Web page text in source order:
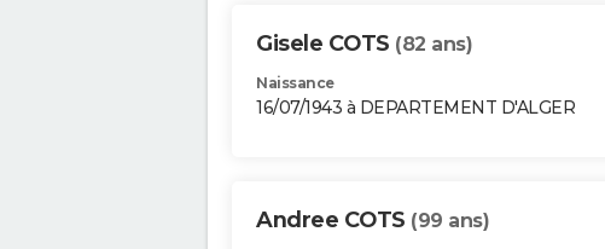
Gisele COTS (82 ans)
Naissance
16/07/1943 à DEPARTEMENT D'ALGER
Andree COTS (99 ans)